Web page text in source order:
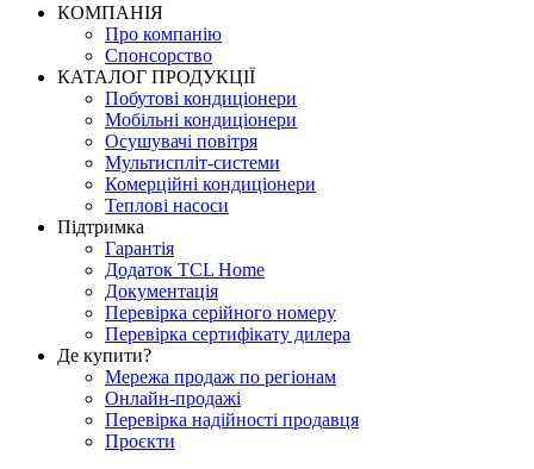
КОМПАНІЯ
Про компанію
Спонсорство
КАТАЛОГ ПРОДУКЦІЇ
Побутові кондиціонери
Мобільні кондиціонери
Осушувачі повітря
Мультиспліт-системи
Комерційні кондиціонери
Теплові насоси
Підтримка
Гарантія
Додаток TCL Home
Документація
Перевірка серійного номеру
Перевірка сертифікату дилера
Де купити?
Мережа продаж по регіонам
Онлайн-продажі
Перевірка надійності продавця
Проєкти